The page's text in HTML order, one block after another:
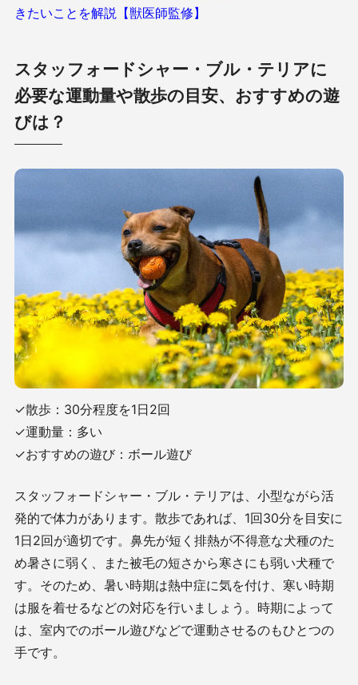
きたいことを解説【獣医師監修】
スタッフォードシャー・ブル・テリアに
必要な運動量や散歩の目安、おすすめの遊
びは？
✓散歩：30分程度を1日2回
✓運動量：多い
✓おすすめの遊び：ボール遊び
スタッフォードシャー・ブル・テリアは、小型ながら活
発的で体力があります。散歩であれば、1回30分を目安に
1日2回が適切です。鼻先が短く排熱が不得意な犬種のた
め暑さに弱く、また被毛の短さから寒さにも弱い犬種で
す。そのため、暑い時期は熱中症に気を付け、寒い時期
は服を着せるなどの対応を行いましょう。時期によって
は、室内でのボール遊びなどで運動させるのもひとつの
手です。